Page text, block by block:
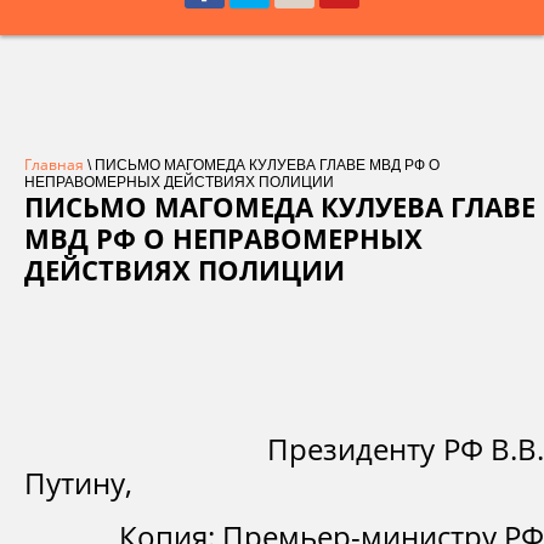
Главная \ ПИСЬМО МАГОМЕДА КУЛУЕВА ГЛАВЕ МВД РФ О
НЕПРАВОМЕРНЫХ ДЕЙСТВИЯХ ПОЛИЦИИ
ПИСЬМО МАГОМЕДА КУЛУЕВА ГЛАВЕ
МВД РФ О НЕПРАВОМЕРНЫХ
ДЕЙСТВИЯХ ПОЛИЦИИ
Президенту РФ В.В.
Путину,